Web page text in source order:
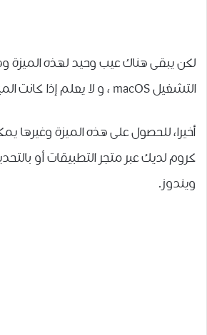
لكن يبقى هناك عيب وحيد لهذه الميزة
ﺍﻟﺘﺸﻐﻴﻞ macOS ، و لا يعلم إذا كانت الميزة ﻗﻴﺪ ﺍﻟﺘﻄﻮﻳﺮ ﺣﺎﻟﻴﺎً.
أخيرا، ﻟﻠﺤﺼﻮﻝ ﻋﻠﻰ ﻫﺬﻩ ﺍﻟﻤﻴﺰﺓ
ﻛﺮﻭﻡ ﻟﺪﻳﻚ ﻋﺒﺮ ﻣﺘﺠﺮ ﺍﻟﺘﻄﺒﻴﻘﺎﺕ ﺃﻭ
ﻭﻳﻨﺪﻭﺯ.